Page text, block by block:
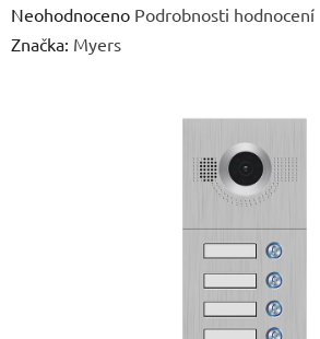
Průměrné
hodnocení
Neohodnoceno Podrobnosti hodnocení
Značka: Myers